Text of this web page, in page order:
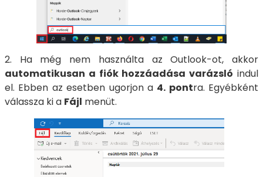
2. Ha még nem használta az Outlook-ot, akkor
automatikusan a fiók hozzáadása varázsló indul
el. Ebben az esetben ugorjon a 4. pontra. Egyébként
válassza ki a Fájl menüt.